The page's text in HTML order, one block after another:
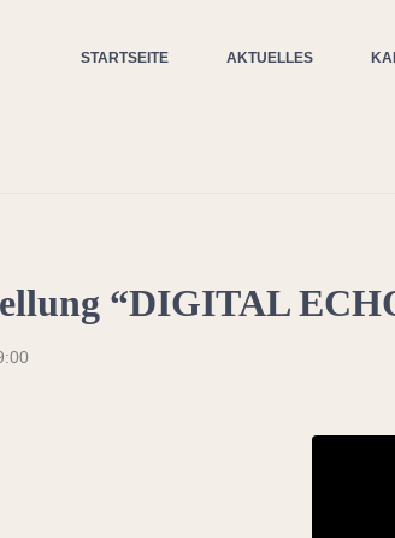
STARTSEITE AKTUELLES
“DIGITAL